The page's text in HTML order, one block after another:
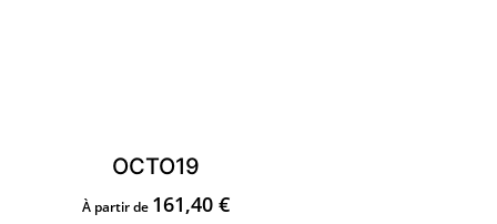
OCTO19
À partir de 161,40€